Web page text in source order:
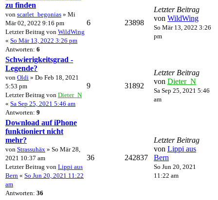
zu finden
von scarlet_begonias » Mi
Mär 02, 2022 9:16 pm
Letzter Beitrag von WildWing
« So Mär 13, 2022 3:26 pm
Antworten: 6
6 23898
Letzter Beitrag
von WildWing
So Mär 13, 2022 3:26
pm
Schwierigkeitsgrad -
Legende?
von Oldi » Do Feb 18, 2021
5:53 pm
Letzter Beitrag von Dieter_N
« Sa Sep 25, 2021 5:46 am
Antworten: 9
9 31892
Letzter Beitrag
von Dieter_N
Sa Sep 25, 2021 5:46
am
Download auf iPhone
funktioniert nicht
mehr?
von Strassuhäx » So Mär 28,
2021 10:37 am
Letzter Beitrag von Lippi aus
Bern « So Jun 20, 2021 11:22
am
Antworten: 36
36 242837
Letzter Beitrag
von Lippi aus
Bern
So Jun 20, 2021
11:22 am